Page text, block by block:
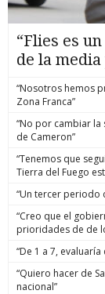
“Flies es
de la
“Nosotros hemos
Zona Franca”
“No por cambiar
de Cameron”
“Tenemos que
Tierra del Fuego
“Un tercer periodo
“Creo que el
prioridades de de
“De 1 a 7,
“Quiero hacer de
nacional”